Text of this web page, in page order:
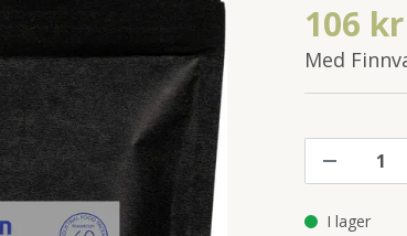
106 kr
Med
I lager